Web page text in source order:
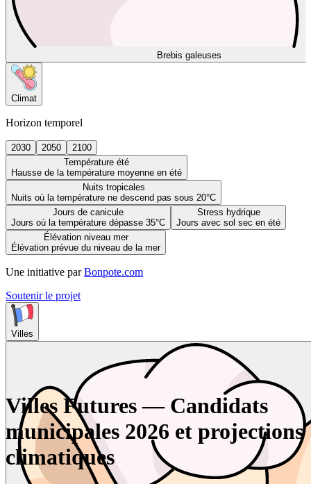
Brebis galeuses
Climat
Horizon temporel
2030 2050
2100
Température été
Hausse de la température moyenne en été
Nuits tropicales
Nuits où la température ne descend pas sous 20°C
Jours de canicule
Jours où la température dépasse 35°C
Stress hydrique
Jours avec sol sec en été
Élévation niveau mer
Élévation prévue du niveau de la mer
Une initiative par Bonpote.com
Soutenir le projet
Villes
Villes Futures — Candidats
municipales 2026 et projections
climatiques